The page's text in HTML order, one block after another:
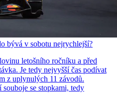
bývá v sobotu nejrychlejší?
letošního ročníku a před
Je tedy nejvyšší čas podívat
z uplynulých 11 závodů.
se stopkami, tedy